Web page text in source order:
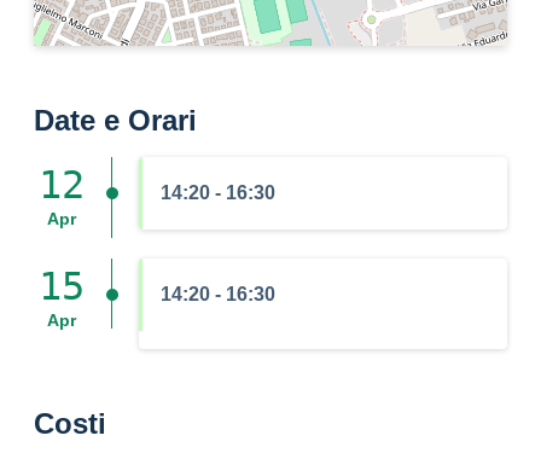
Date e Orari
14:20 - 16:30
12
Apr
14:20 - 16:30
15
Apr
Costi